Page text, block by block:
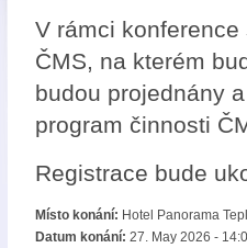
V rámci
ČMS, na kterém
budou projednány
program činnosti
Registrace bude
Místo konání: Hotel Panorama
Datum konání: 27. May 2026 -